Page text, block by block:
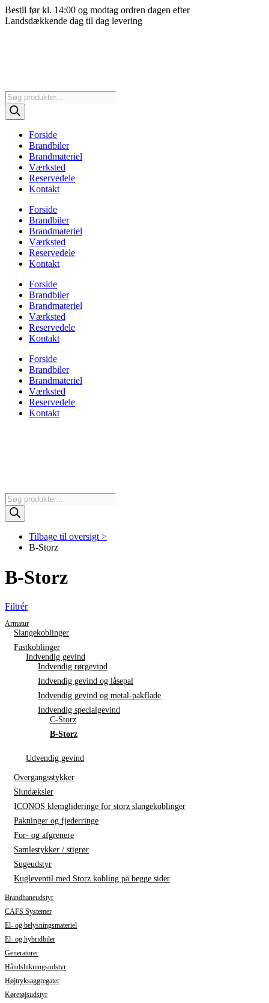
Videre
til
Bestil før kl. 14:00 og modtag ordren dagen efter
Landsdækkende dag til dag levering
Products
search
Forside
Brandbiler
Brandmateriel
Værksted
Reservedele
Kontakt
Forside
Brandbiler
Brandmateriel
Værksted
Reservedele
Kontakt
Forside
Brandbiler
Brandmateriel
Værksted
Reservedele
Kontakt
Forside
Brandbiler
Brandmateriel
Værksted
Reservedele
Kontakt
Products
search
Tilbage til oversigt >
B-Storz
B-Storz
Filtrér
Armatur
Slangekoblinger
Fastkoblinger
Indvendig gevind
Indvendig rørgevind
Indvendig gevind og låsepal
Indvendig gevind og metal-pakflade
Indvendig specialgevind
C-Storz
B-Storz
Udvendig gevind
Overgangsstykker
Slutdæksler
ICONOS klemglideringe for storz slangekoblinger
Pakninger og fjederringe
For- og afgrenere
Samlestykker / stigrør
Sugeudstyr
Kugleventil med Storz kobling på begge sider
Brandhaneudstyr
CAFS Systemer
El- og belysningsmateriel
El- og hybridbiler
Generatorer
Håndslukningsudstyr
Højtryksaggregater
Køretøjsudstyr